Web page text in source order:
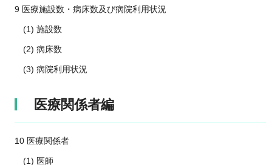
9 医療施設数・病床数及び病院利用状況
(1) 施設数
(2) 病床数
(3) 病院利用状況
医療関係者編
10 医療関係者
(1) 医師